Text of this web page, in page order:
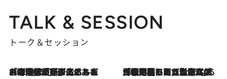
TALK & SESSION
トーク＆セッション
2026.8.3
「今後値上げがあるとすれば…」「リスクがあるのは今年の冬」エネルギー専門家が語る、ホルムズ海峡封鎖が家庭にもたらす“ある心配” 2026.8.3
「住宅建てられない…」「サーチャージ料の高値が続いている」ホルムズ海峡封鎖による影響はいつまで続く？《エネルギー専門家に聞く“どうなる日本の暮らし”》